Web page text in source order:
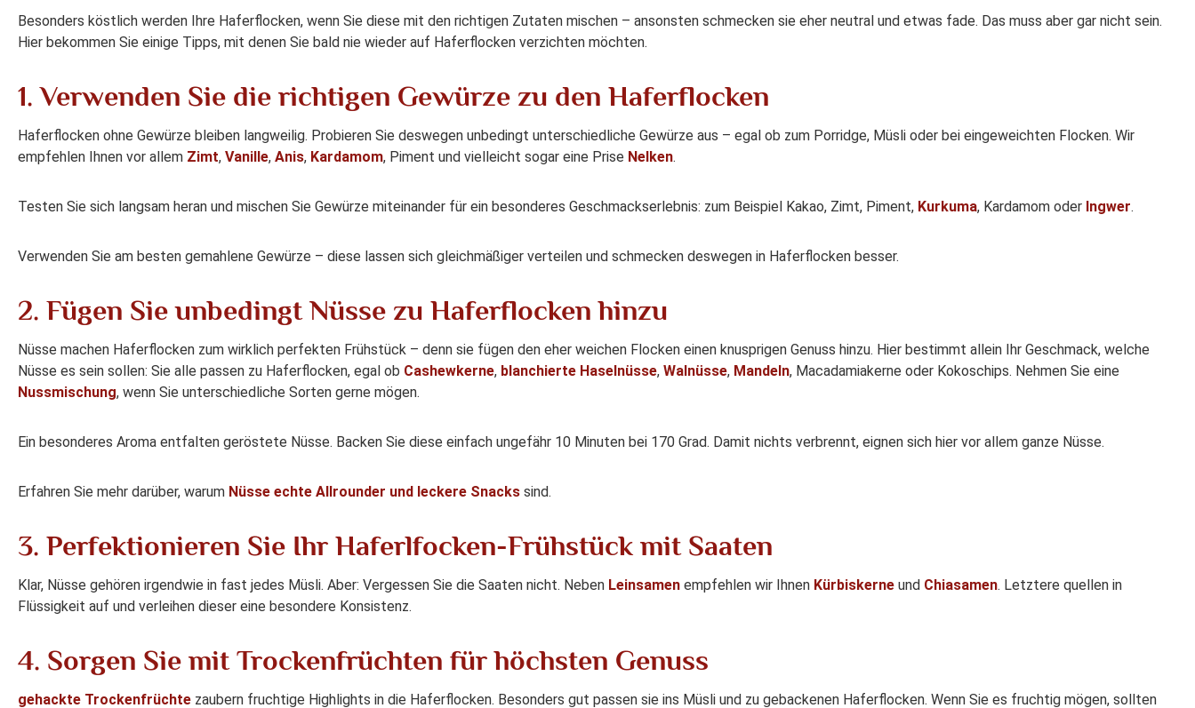
Besonders köstlich werden Ihre Haferflocken, wenn Sie diese mit den richtigen Zutaten mischen – ansonsten schmecken sie eher neutral und etwas fade. Das muss aber gar nicht sein.
Hier bekommen Sie einige Tipps, mit denen Sie bald nie wieder auf Haferflocken verzichten möchten.
1. Verwenden Sie die richtigen Gewürze zu den Haferflocken
Haferflocken ohne Gewürze bleiben langweilig. Probieren Sie deswegen unbedingt unterschiedliche Gewürze aus – egal ob zum Porridge, Müsli oder bei eingeweichten Flocken. Wir
empfehlen Ihnen vor allem Zimt, Vanille, Anis, Kardamom, Piment und vielleicht sogar eine Prise Nelken.
Testen Sie sich langsam heran und mischen Sie Gewürze miteinander für ein besonderes Geschmackserlebnis: zum Beispiel Kakao, Zimt, Piment, Kurkuma, Kardamom oder Ingwer.
Verwenden Sie am besten gemahlene Gewürze – diese lassen sich gleichmäßiger verteilen und schmecken deswegen in Haferflocken besser.
2. Fügen Sie unbedingt Nüsse zu Haferflocken hinzu
Nüsse machen Haferflocken zum wirklich perfekten Frühstück – denn sie fügen den eher weichen Flocken einen knusprigen Genuss hinzu. Hier bestimmt allein Ihr Geschmack, welche
Nüsse es sein sollen: Sie alle passen zu Haferflocken, egal ob Cashewkerne, blanchierte Haselnüsse, Walnüsse, Mandeln, Macadamiakerne oder Kokoschips. Nehmen Sie eine
Nussmischung, wenn Sie unterschiedliche Sorten gerne mögen.
Ein besonderes Aroma entfalten geröstete Nüsse. Backen Sie diese einfach ungefähr 10 Minuten bei 170 Grad. Damit nichts verbrennt, eignen sich hier vor allem ganze Nüsse.
Erfahren Sie mehr darüber, warum Nüsse echte Allrounder und leckere Snacks sind.
3. Perfektionieren Sie Ihr Haferlfocken-Frühstück mit Saaten
Klar, Nüsse gehören irgendwie in fast jedes Müsli. Aber: Vergessen Sie die Saaten nicht. Neben Leinsamen empfehlen wir Ihnen Kürbiskerne und Chiasamen. Letztere quellen in
Flüssigkeit auf und verleihen dieser eine besondere Konsistenz.
4. Sorgen Sie mit Trockenfrüchten für höchsten Genuss
gehackte Trockenfrüchte zaubern fruchtige Highlights in die Haferflocken. Besonders gut passen sie ins Müsli und zu gebackenen Haferflocken. Wenn Sie es fruchtig mögen, sollten